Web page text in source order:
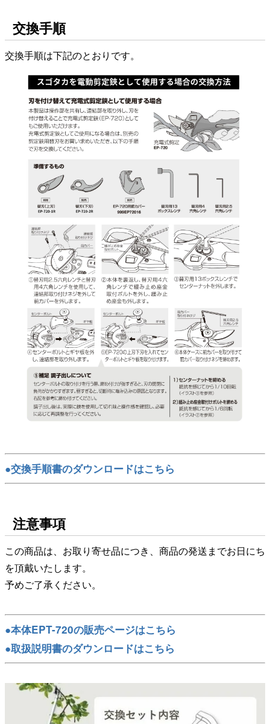
交換手順
交換手順は下記のとおりです。
●交換手順書のダウンロードはこちら
注意事項
この商品は、お取り寄せ品につき、商品の発送までお日にち
を頂戴いたします。
予めご了承ください。
●本体EPT-720の販売ページはこちら
●取扱説明書のダウンロードはこちら